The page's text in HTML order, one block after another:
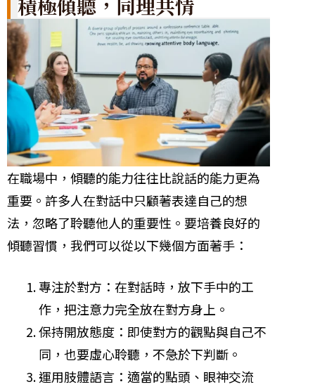
在職場中，傾聽的能力往往比說話的能力更為
重要。許多人在對話中只顧著表達自己的想
法，忽略了聆聽他人的重要性。要培養良好的
傾聽習慣，我們可以從以下幾個方面著手：
專注於對方：在對話時，放下手中的工
作，把注意力完全放在對方身上。
保持開放態度：即使對方的觀點與自己不
同，也要虛心聆聽，不急於下判斷。
運用肢體語言：適當的點頭、眼神交流